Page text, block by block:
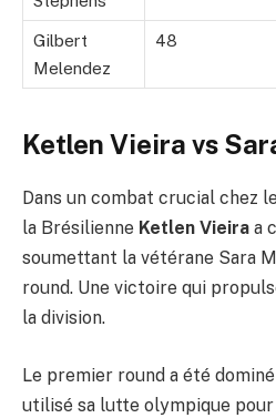
Gilbert
Melendez
48
Ketlen Vieira vs
Dans un combat crucial chez
la Brésilienne Ketlen Vieira a
soumettant la vétérane Sara
round. Une victoire qui
la division.
Le premier round a été
utilisé sa lutte olympique